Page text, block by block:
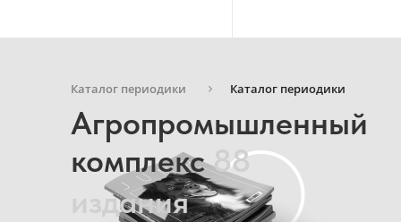
Каталог периодики Каталог периодики
Агропромышленный
комплекс88
издания